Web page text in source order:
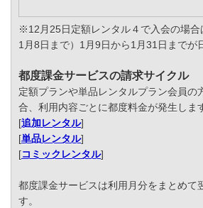
※12月25日定額レンタル４で入会の場合
1月8日まで）1月9日から1月31日までが
都度課金サービスの請求サイクル
定額プランや単品レンタルプラン会員の
合、利用内容ごとに都度料金が発生しま
[追加レンタル]
[単品レンタル]
[コミックレンタル]
都度課金サービスは利用月分をまとめて
す。